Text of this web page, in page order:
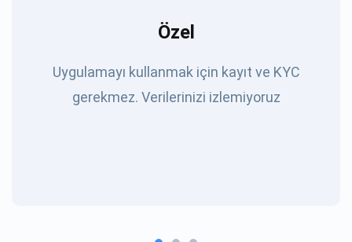
Özel
Uygulamayı kullanmak için kayıt ve KYC
gerekmez. Verilerinizi izlemiyoruz